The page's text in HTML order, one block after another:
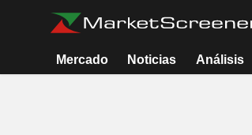
Mercado Noticias Análisis